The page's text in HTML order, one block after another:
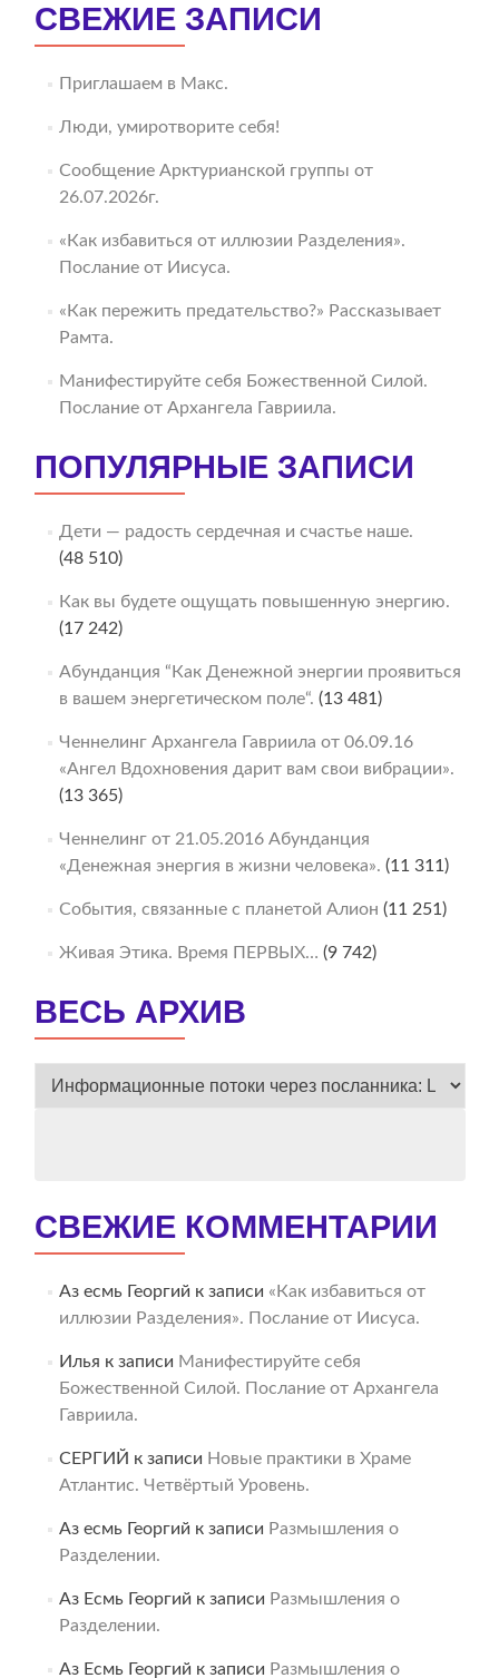
СВЕЖИЕ ЗАПИСИ
Приглашаем в Макс.
Люди, умиротворите себя!
Сообщение Арктурианской группы от
26.07.2026г.
«Как избавиться от иллюзии Разделения».
Послание от Иисуса.
«Как пережить предательство?» Рассказывает
Рамта.
Манифестируйте себя Божественной Силой.
Послание от Архангела Гавриила.
ПОПУЛЯРНЫЕ ЗАПИСИ
Дети — радость сердечная и счастье наше.
(48 510)
Как вы будете ощущать повышенную энергию.
(17 242)
Абунданция “Как Денежной энергии проявиться
в вашем энергетическом поле“. (13 481)
Ченнелинг Архангела Гавриила от 06.09.16
«Ангел Вдохновения дарит вам свои вибрации».
(13 365)
Ченнелинг от 21.05.2016 Абунданция
«Денежная энергия в жизни человека». (11 311)
События, связанные с планетой Алион (11 251)
Живая Этика. Время ПЕРВЫХ… (9 742)
ВЕСЬ АРХИВ
ВЕСЬ
СВЕЖИЕ КОММЕНТАРИИ
Аз есмь Георгий к записи «Как избавиться от
иллюзии Разделения». Послание от Иисуса.
Илья к записи Манифестируйте себя
Божественной Силой. Послание от Архангела
Гавриила.
СЕРГИЙ к записи Новые практики в Храме
Атлантис. Четвёртый Уровень.
Аз есмь Георгий к записи Размышления о
Разделении.
Аз Есмь Георгий к записи Размышления о
Разделении.
Аз Есмь Георгий к записи Размышления о